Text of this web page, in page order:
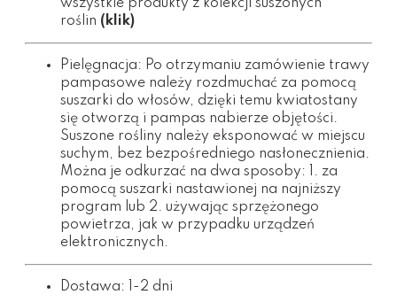
wszystkie produkty z kolekcji suszonych
roślin (klik)
Pielęgnacja: Po otrzymaniu zamówienie trawy
pampasowe należy rozdmuchać za pomocą
suszarki do włosów, dzięki temu kwiatostany
się otworzą i pampas nabierze objętości.
Suszone rośliny należy eksponować w miejscu
suchym, bez bezpośredniego nasłonecznienia.
Można je odkurzać na dwa sposoby: 1. za
pomocą suszarki nastawionej na najniższy
program lub 2. używając sprzężonego
powietrza, jak w przypadku urządzeń
elektronicznych.
Dostawa: 1-2 dni